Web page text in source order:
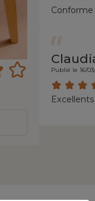
Publié le 16/